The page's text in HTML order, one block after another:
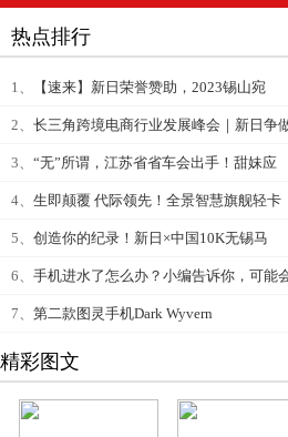
热点排行
1、 【速来】新日荣誉赞助，2023锡山宛
2、 长三角跨境电商行业发展峰会｜新日争
3、 “无”所谓，江苏省省车会出手！甜妹应
4、 生即颠覆 代际领先！全景智慧旗舰轻卡
5、 创造你的纪录！新日×中国10K无锡马
6、 手机进水了怎么办？小编告诉你，可能
7、 第二款图灵手机Dark Wyvern
精彩图文